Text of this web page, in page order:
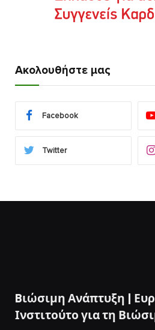
Ακολουθήστε μας
Facebook
Twitter
Bιώσιμη Ανάπτυξη |
Ινστιτούτο για τη